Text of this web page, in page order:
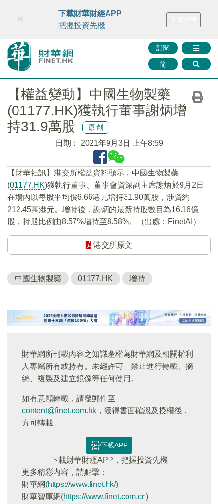
財華智庫網 FINTV FINMETA 財華證券 媒體矩陣
訂閱
简
×
下載財華財經APP
把握投資先機
【權益變動】中國生物製藥
(01177.HK)獲執行董事謝炳增
持31.9萬股
原創
日期： 2021年9月3日 上午8:59
【財華社訊】港交所權益資料顯示，中國生物製藥
(01177.HK)獲執行董事、董事會資深副主席謝炳於9月2日
在場內以每股平均價6.66港元增持31.90萬股，涉資約
212.45萬港元。增持後，謝炳的最新持股數目為16.16億
股，持股比例由8.57%增持至8.58%。（出處：FinetAI）
港交所原文
中國生物製藥 01177.HK 增持
財華網所刊載內容之知識產權為財華網及相關權利
人專屬所有或持有。未經許可，禁止進行轉載、摘
編、複製及建立鏡像等任何使用。
如有意願轉載，請發郵件至
content@finet.com.hk ，獲得書面確認及授權後，
方可轉載。
下載APP
下載財華財經APP，把握投資先機
更多精彩内容，請點擊：
財華網(https://www.finet.hk/)
財華智庫網(https://www.finet.com.cn)